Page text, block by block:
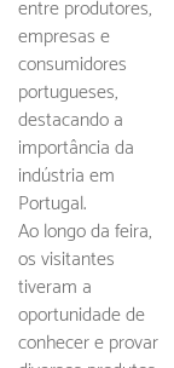
entre produtores,
empresas e
consumidores
portugueses,
destacando a
importância da
indústria em
Portugal.
Ao longo da feira,
os visitantes
tiveram a
oportunidade de
conhecer e provar